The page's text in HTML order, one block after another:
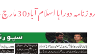
روزنامہ دوراہا اسلام آباد 30 مارچ 2026